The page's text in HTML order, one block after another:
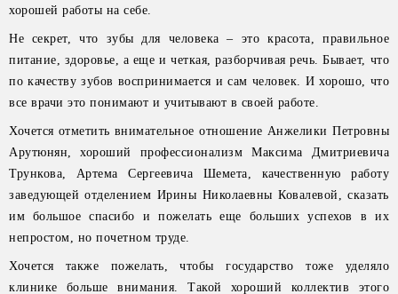
хорошей работы на себе.
Не секрет, что зубы для человека – это красота, правильное
питание, здоровье, а еще и четкая, разборчивая речь. Бывает, что
по качеству зубов воспринимается и сам человек. И хорошо, что
все врачи это понимают и учитывают в своей работе.
Хочется отметить внимательное отношение Анжелики Петровны
Арутюнян, хороший профессионализм Максима Дмитриевича
Трункова, Артема Сергеевича Шемета, качественную работу
заведующей отделением Ирины Николаевны Ковалевой, сказать
им большое спасибо и пожелать еще больших успехов в их
непростом, но почетном труде.
Хочется также пожелать, чтобы государство тоже уделяло
клинике больше внимания. Такой хороший коллектив этого